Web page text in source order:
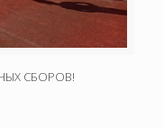
СБОРОВ!